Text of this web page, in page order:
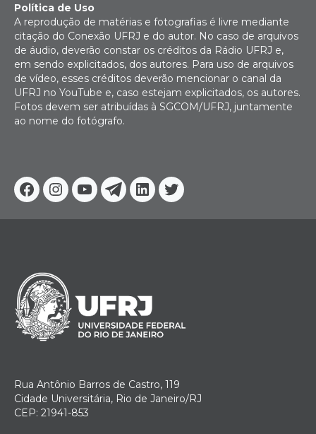
Facebook
Instagram
YoutubeTelegram
Linkedin
Twitter
Política de Uso
A reprodução de matérias e fotografias é livre mediante
citação do Conexão UFRJ e do autor. No caso de arquivos
de áudio, deverão constar os créditos da Rádio UFRJ e,
em sendo explicitados, dos autores. Para uso de arquivos
de vídeo, esses créditos deverão mencionar o canal da
UFRJ no YouTube e, caso estejam explicitados, os autores.
Fotos devem ser atribuídas à SGCOM/UFRJ, juntamente
ao nome do fotógrafo.
Rua Antônio Barros de Castro, 119
Cidade Universitária, Rio de Janeiro/RJ
CEP: 21941-853